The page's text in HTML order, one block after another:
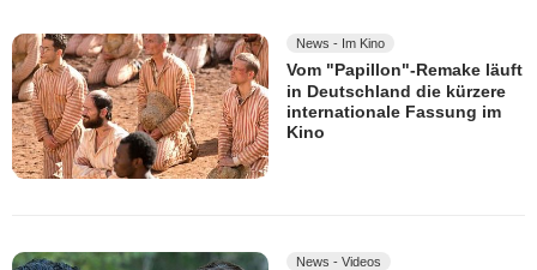
News - Im Kino
Vom "Papillon"-Remake läuft
in Deutschland die kürzere
internationale Fassung im
Kino
News - Videos